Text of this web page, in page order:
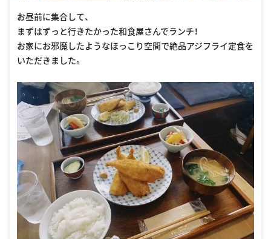
お昼前に集合して、
まずはずっと行きたかった和食屋さんでランチ！
お家にお邪魔したようなほっこり空間で絶品アジフライ定食を
いただきました。